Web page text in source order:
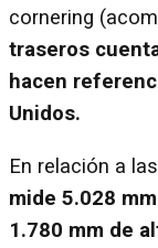
cornering
traseros
hacen
Unidos.
En relación a
mide 5.028
1.780 mm de